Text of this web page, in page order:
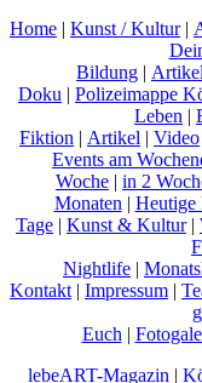
Home | Kunst / Kultur|
Bildung | Artikel
Doku | Polizeimappe
Leben |
Fiktion | Artikel | Video
Events am
Woche | in 2
Monaten | Heutige
Tage | Kunst & Kultur|
Nightlife |
Kontakt | Impressum |
Euch |
lebeART-Magazin |